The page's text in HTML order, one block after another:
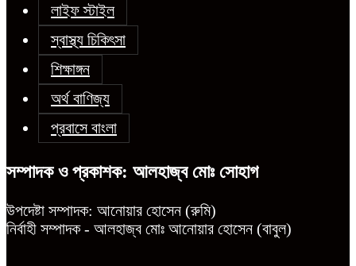
লাইফ স্টাইল
স্বাস্থ্য চিকিৎসা
শিক্ষাঙ্গন
অর্থ বাণিজ্য
প্রবাসে বাংলা
সম্পাদক ও প্রকাশক: আলহাজ্ব মোঃ সোহাগ
উপদেষ্টা সম্পাদক: আনোয়ার হোসেন (রুমি)
নির্বাহী সম্পাদক - আলহাজ্ব মোঃ আনোয়ার হোসেন (বাবুল)